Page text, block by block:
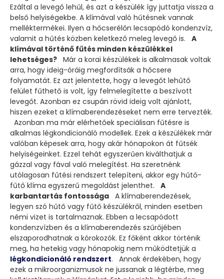
Ezáltal a levegő lehűl, és azt a készülék így juttatja vissza a
belső helyiségekbe. A klímával való hűtésnek vannak
melléktermékei. Ilyen a hőcserélőn lecsapódó kondenzvíz,
valamit a hűtés közben keletkező meleg levegő is. A
klímával történő fűtés minden készülékkel
lehetséges? Már a korai készülékek is alkalmasak voltak
arra, hogy ideig-óráig megfordítsák a hőcsere
folyamatát. Ez azt jelentette, hogy a levegőt lehűtő
felület fűthető is volt, így felmelegítette a beszívott
levegőt. Azonban ez csupán rövid ideig volt ajánlott,
hiszen ezeket a klímaberendezéseket nem erre tervezték.
Azonban ma már elérhetőek speciálisan fűtésre is
alkalmas légkondicionáló modellek. Ezek a készülékek már
valóban képesek arra, hogy akár hónapokon át fűtsék
helyiségeinket. Ezzel tehát egyszerűen kiválthatjuk a
gázzal vagy fával való melegítést. Ha szeretnénk
utólagosan fűtési rendszert telepíteni, akkor egy hűtő-
fűtő klíma egyszerű megoldást jelenthet. A
karbantartás fontossága A klímaberendezések,
legyen szó hűtő vagy fűtő készülékről, minden esetben
némi vizet is tartalmaznak. Ebben a lecsapódott
kondenzvízben és a klímaberendezés szűrőjében
elszaporodhatnak a kórokozók. Ez főként akkor történik
meg, ha hetekig vagy hónapokig nem működtetjük a
légkondicionáló rendszert. Annak érdekében, hogy
ezek a mikroorganizmusok ne jussanak a légtérbe, meg